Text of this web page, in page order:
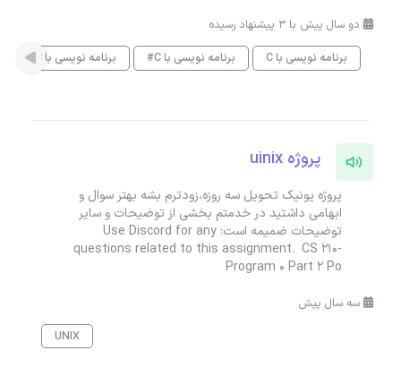
دو سال پیش با 3 پیشنهاد رسیده
برنامه نویسی با C
برنامه نویسی با C# برنامه نویسی با C++
پروژه uinix
پروژه یونیک تحویل سه روزه،زودترم بشه بهتر سوال و
ابهامی داشتید در خدمتم بخشی از توضیحات و سایر
توضیحات ضمیمه است: Use Discord for any
questions related to this assignment. CS 210-
Program 0 Part 2 Po
سه سال پیش
UNIX